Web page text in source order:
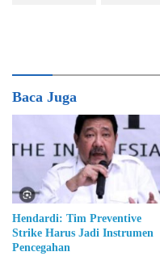
Baca Juga
Hendardi: Tim Preventive
Strike Harus Jadi Instrumen
Pencegahan